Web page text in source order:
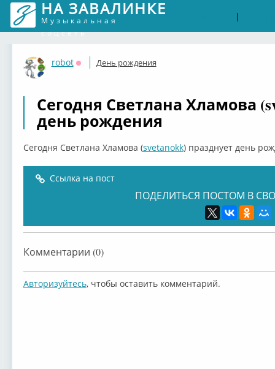
НА ЗАВАЛИНКЕ
Музыкальная
соцсеть
|
robot
Оффлайн
День рождения
Сегодня Светлана Хламова
день рождения
Сегодня Светлана Хламова (svetanokk) празднует день
Ссылка на пост
ПОДЕЛИТЬСЯ ПОСТОМ В
Комментарии (0)
Авторизуйтесь, чтобы оставить комментарий.